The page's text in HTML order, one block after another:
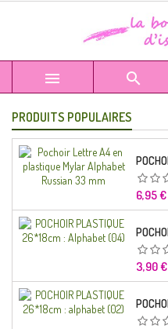
 
PRODUITS POPULAIRES
Prix
6,95 €
Prix
3,90 €